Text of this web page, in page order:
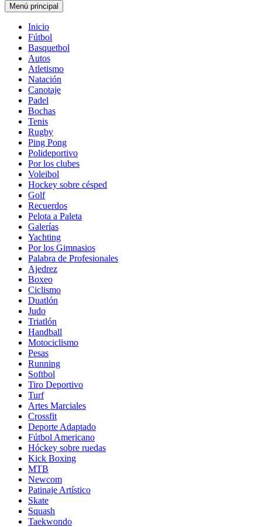
Menú principal
Inicio
Fútbol
Basquetbol
Autos
Atletismo
Natación
Canotaje
Padel
Bochas
Tenis
Rugby
Ping Pong
Polideportivo
Por los clubes
Voleibol
Hockey sobre césped
Golf
Recuerdos
Pelota a Paleta
Galerías
Yachting
Por los Gimnasios
Palabra de Profesionales
Ajedrez
Boxeo
Ciclismo
Duatlón
Judo
Triatlón
Handball
Motociclismo
Pesas
Running
Softbol
Tiro Deportivo
Turf
Artes Marciales
Crossfit
Deporte Adaptado
Fútbol Americano
Hóckey sobre ruedas
Kick Boxing
MTB
Newcom
Patinaje Artístico
Skate
Squash
Taekwondo